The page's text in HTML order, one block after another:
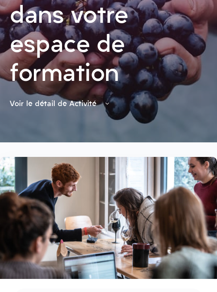
dans votre
espace de
formation
Voir le détail de Activité